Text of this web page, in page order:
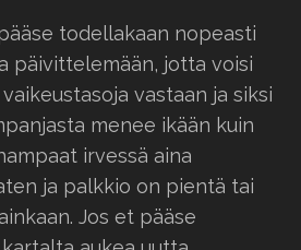
todellakaan nopeasti
päivittelemään, jotta voisi
vastaan ja siksi
menee ikään kuin
irvessä aina
ja palkkio on pientä tai
Jos et pääse